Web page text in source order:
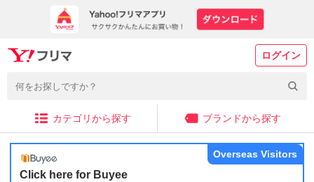
ログイン
カテゴリから探す ブランドから探す
Click here for Buyee
Overseas Visitors